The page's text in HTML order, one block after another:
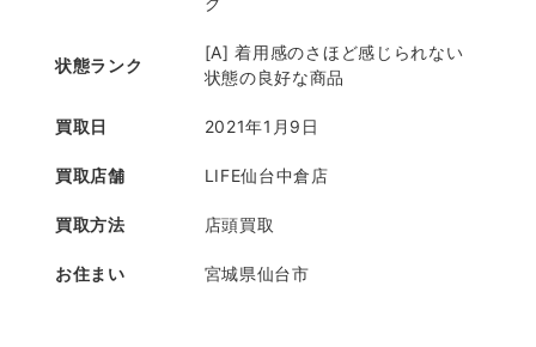
状態ランク
[A] 着用感のさほど感じられない
状態の良好な商品
買取日 2021年1月9日
買取店舗 LIFE仙台中倉店
買取方法 店頭買取
お住まい 宮城県仙台市